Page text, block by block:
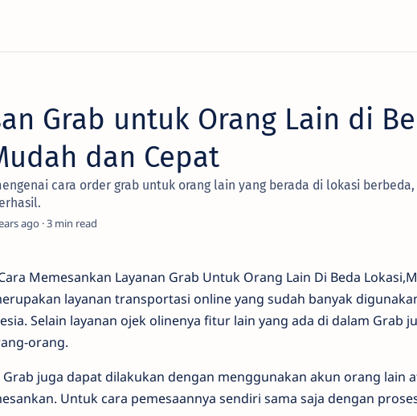
Grab untuk Orang Lain di
dan Cepat
cara order grab untuk orang lain yang berada di lokasi
ago 3
Memesankan Layanan Grab Untuk Orang Lain Di Beda
layanan transportasi online yang sudah banyak
Selain layanan ojek olinenya fitur lain yang ada di dalam Grab
orang.
Grab juga dapat dilakukan dengan menggunakan akun orang lain
Untuk cara pemesaannya sendiri sama saja dengan